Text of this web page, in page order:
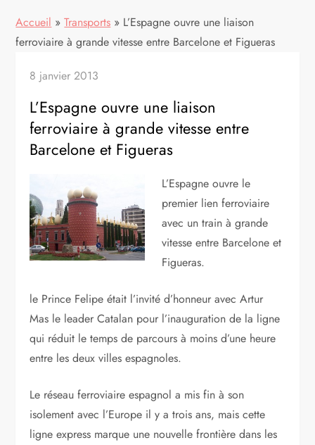
Accueil » Transports » L’Espagne ouvre une liaison
ferroviaire à grande vitesse entre Barcelone et Figueras
L’Espagne ouvre une liaison
ferroviaire à grande vitesse entre
Barcelone et Figueras
premier lien ferroviaire
avec un train à grande
vitesse entre Barcelone et